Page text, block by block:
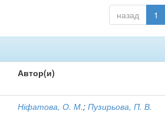
назад 1
Автор(и)
Ніфатова, О. М.;Пузирьова, П. В.